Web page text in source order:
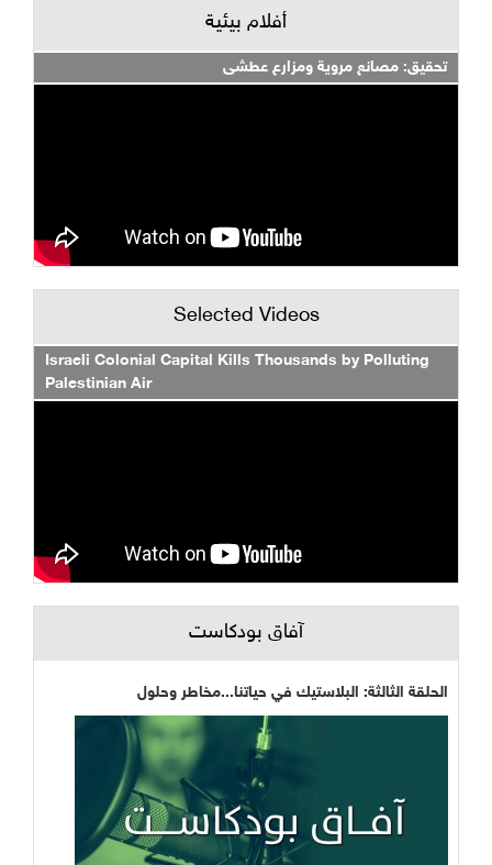
أفلام بيئية
تحقيق: مصانع مروية ومزارع عطشى
Selected Videos
Israeli Colonial Capital Kills Thousands by Polluting
Palestinian Air
آفاق بودكاست
الحلقة الثالثة: البلاستيك في حياتنا...مخاطر وحلول